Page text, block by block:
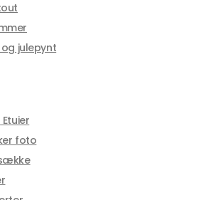
julepynt
foto